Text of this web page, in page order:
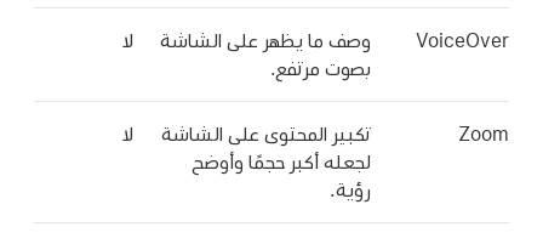
VoiceOver
وصف ما يظهر على الشاشة
بصوت مرتفع.
لا
Zoom
تكبير المحتوى على الشاشة
لجعله أكبر حجمًا وأوضح
رؤية.
لا